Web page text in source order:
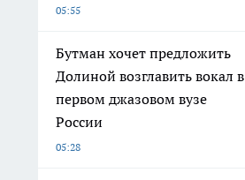
05:55
Бутман хочет предложить
Долиной возглавить вокал в
первом джазовом вузе
России
05:28